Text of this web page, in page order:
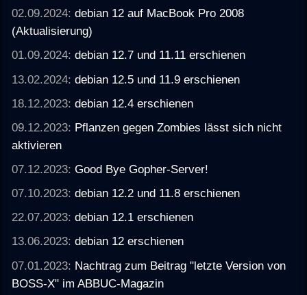
02.09.2024:debian 12 auf MacBook Pro 2008
(Aktualisierung)
01.09.2024:debian 12.7 und 11.11 erschienen
13.02.2024:debian 12.5 und 11.9 erschienen
18.12.2023:debian 12.4 erschienen
09.12.2023: Pflanzen gegen Zombies lässt sich nicht
aktivieren
07.12.2023:Good Bye Gopher-Server!
07.10.2023:debian 12.2 und 11.8 erschienen
22.07.2023:debian 12.1 erschienen
13.06.2023:debian 12 erschienen
07.01.2023: Nachtrag zum Beitrag "letzte Version von
BOSS-X" im ABBUC-Magazin